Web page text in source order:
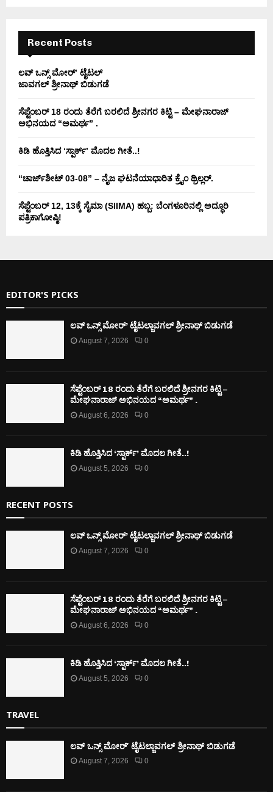
H
Recent Posts
ಲವ್ ಒನ್ಸ್ ಮೋರ್’ ಟೈಟಲ್
ಜಾವಗಲ್ ಶ್ರೀನಾಥ್ ಬಿಡುಗಡೆ
ಸೆಪ್ಟೆಂಬರ್ 18 ರಂದು ತೆರೆಗೆ ಬರಲಿದೆ ಶ್ರೀನಗರ ಕಿಟ್ಟಿ – ಮೇಘನಾರಾಜ್
ಅಭಿನಯದ “ಅಮರ್ಥ” .
ಕಿಡಿ‌‌ ಹೊತ್ತಿಸಿದ ‘ಸ್ಪಾರ್ಕ್’ ಮೊದಲ‌ ಗೀತೆ..!
“ಚಾರ್ಜ್‌ಶೀಟ್ 03-08” – ನೈಜ ಘಟನೆಯಾಧಾರಿತ ಕ್ರೈಂ ಥ್ರಿಲ್ಲರ್.
ಸೆಪ್ಟೆಂಬರ್ 12, 13ಕ್ಕೆ ಸೈಮಾ (SIIMA) ಹಬ್ಬ: ಬೆಂಗಳೂರಿನಲ್ಲಿ ಅದ್ಧೂರಿ
ಪತ್ರಿಕಾಗೋಷ್ಠಿ!
EDITOR'S PICKS
ಲವ್ ಒನ್ಸ್ ಮೋರ್’ ಟೈಟಲ್ಜಾವಗಲ್ ಶ್ರೀನಾಥ್ ಬಿಡುಗಡೆ
August 7, 2026 0
ಸೆಪ್ಟೆಂಬರ್ 18 ರಂದು ತೆರೆಗೆ ಬರಲಿದೆ ಶ್ರೀನಗರ ಕಿಟ್ಟಿ –
ಮೇಘನಾರಾಜ್ ಅಭಿನಯದ “ಅಮರ್ಥ” .
August 6, 2026 0
ಕಿಡಿ‌‌ ಹೊತ್ತಿಸಿದ ‘ಸ್ಪಾರ್ಕ್’ ಮೊದಲ‌ ಗೀತೆ..!
August 5, 2026 0
RECENT POSTS
ಲವ್ ಒನ್ಸ್ ಮೋರ್’ ಟೈಟಲ್ಜಾವಗಲ್ ಶ್ರೀನಾಥ್ ಬಿಡುಗಡೆ
August 7, 2026 0
ಸೆಪ್ಟೆಂಬರ್ 18 ರಂದು ತೆರೆಗೆ ಬರಲಿದೆ ಶ್ರೀನಗರ ಕಿಟ್ಟಿ –
ಮೇಘನಾರಾಜ್ ಅಭಿನಯದ “ಅಮರ್ಥ” .
August 6, 2026 0
ಕಿಡಿ‌‌ ಹೊತ್ತಿಸಿದ ‘ಸ್ಪಾರ್ಕ್’ ಮೊದಲ‌ ಗೀತೆ..!
August 5, 2026 0
TRAVEL
ಲವ್ ಒನ್ಸ್ ಮೋರ್’ ಟೈಟಲ್ಜಾವಗಲ್ ಶ್ರೀನಾಥ್ ಬಿಡುಗಡೆ
August 7, 2026 0